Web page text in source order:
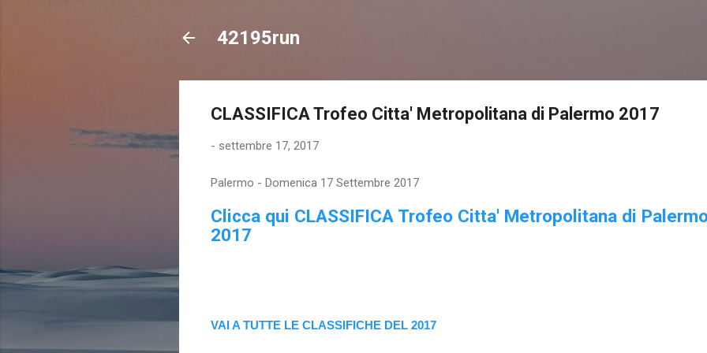
42195run
CLASSIFICA Trofeo Citta' Metropolitana di Palermo 2017
- settembre 17, 2017
Palermo - Domenica 17 Settembre 2017
Clicca qui CLASSIFICA Trofeo Citta' Metropolitana di
2017
VAI A TUTTE LE CLASSIFICHE DEL 2017